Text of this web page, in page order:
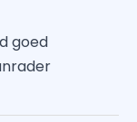
goed